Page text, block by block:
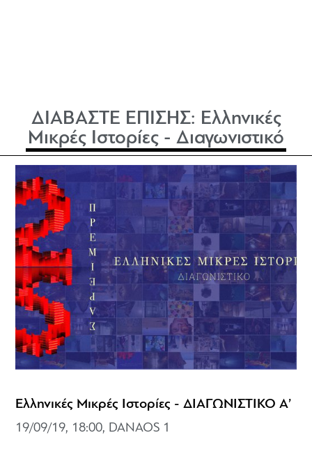
ΔΙΑΒΑΣΤΕ ΕΠΙΣΗΣ: Ελληνικές
Μικρές Ιστορίες - Διαγωνιστικό
Ελληνικές Μικρές Ιστορίες - ΔΙΑΓΩΝΙΣΤΙΚΟ Α’
19/09/19, 18:00, DANAOS 1